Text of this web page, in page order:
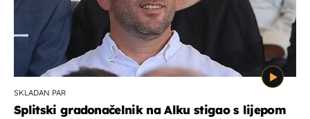
SKLADAN PAR
Splitski gradonačelnik na Alku stigao s lijepom